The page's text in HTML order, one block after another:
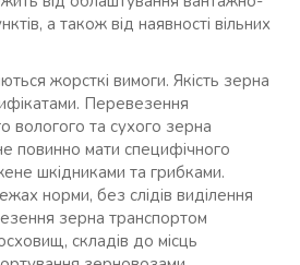
а також від наявності вільних
жорсткі вимоги. Якість зерна
Перевезення
вологого та сухого зерна
повинно мати специфічного
шкідниками та грибками.
норми, без слідів виділення
зерна транспортом
складів до місць